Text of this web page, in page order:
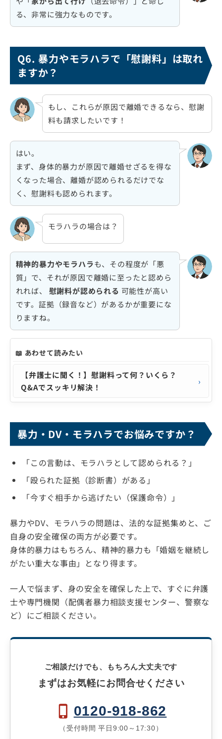
る、非常に強力なものです。
Q6. 暴力やモラハラで「慰謝料」は取れ
ますか？
もし、これらが原因で離婚できるなら、慰謝
料も請求したいです！
はい。
まず、身体的暴力が原因で離婚せざるを得な
くなった場合、離婚が認められるだけでな
く、慰謝料も認められます。
モラハラの場合は？
精神的暴力やモラハラも、その程度が「悪
質」で、それが原因で離婚に至ったと認めら
れれば、
慰謝料が認められる 可能性が高い
です。証拠（録音など）があるかが重要にな
りますね。
📖 あわせて読みたい
【弁護士に聞く！】慰謝料って何？いくら？
Q&Aでスッキリ解決！
暴力・DV・モラハラでお悩みですか？
「この言動は、モラハラとして認められる？」
「殴られた証拠（診断書）がある」
「今すぐ相手から逃げたい（保護命令）」
暴力やDV、モラハラの問題は、法的な証拠集めと、ご
自身の安全確保の両方が必要です。
身体的暴力はもちろん、精神的暴力も「婚姻を継続し
がたい重大な事由」となり得ます。
一人で悩まず、身の安全を確保した上で、すぐに弁護
士や専門機関（配偶者暴力相談支援センター、警察な
ど）にご相談ください。
ご相談だけでも、もちろん大丈夫です
まずはお気軽にお問合せください
0120-918-862
（受付時間 平日9:00～17:30）